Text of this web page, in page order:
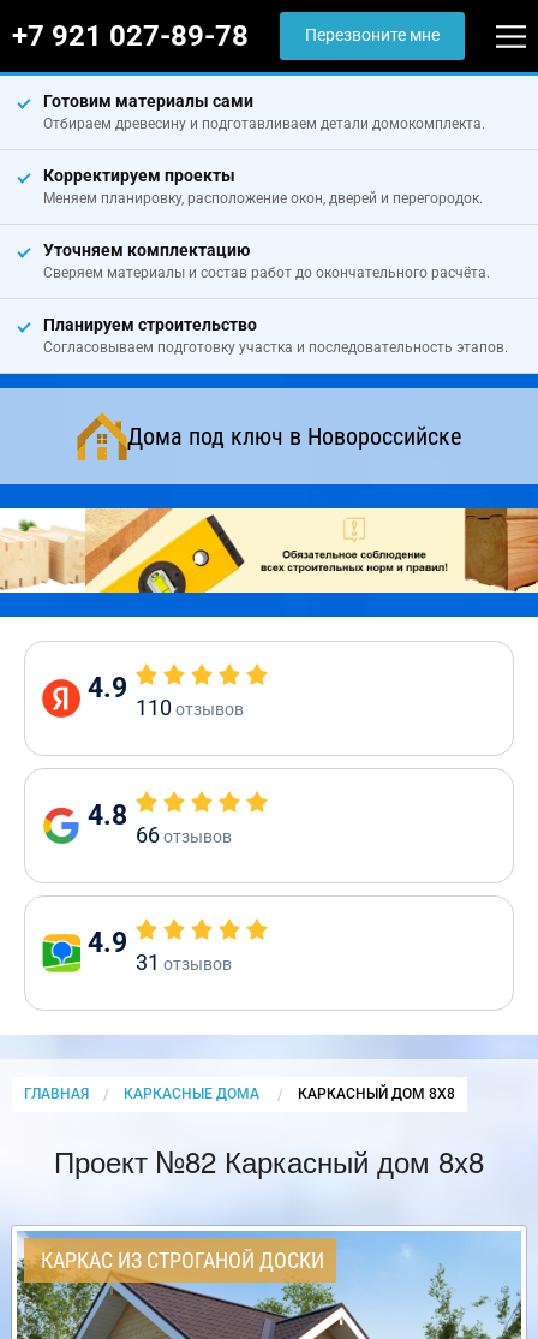
+7 921 027-89-78 Перезвоните мне
Готовим материалы сами
Отбираем древесину и подготавливаем детали домокомплекта.
Корректируем проекты
Меняем планировку, расположение окон, дверей и перегородок.
Уточняем комплектацию
Сверяем материалы и состав работ до окончательного расчёта.
Планируем строительство
Согласовываем подготовку участка и последовательность этапов.
Дома под ключ в Новороссийске
4.9
110отзывов
4.8
66отзывов
4.9
31 отзывов
ГЛАВНАЯ КАРКАСНЫЕ ДОМА CURRENT:
КАРКАСНЫЙ ДОМ 8Х8
Проект №82 Каркасный дом 8х8
КАРКАС ИЗ СТРОГАНОЙ ДОСКИ